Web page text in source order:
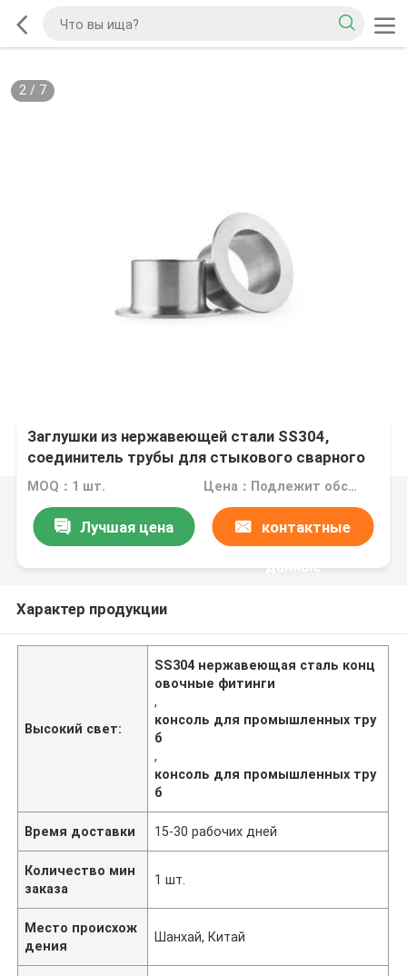
2/ 7
Заглушки из нержавеющей стали SS304,
соединитель трубы для стыкового сварного
соединения внахлестку для промышленных
MOQ：1 шт. Цена：Подлежит обсуждению
Лучшая цена контактные
данные
Характер продукции
Высокий свет:
SS304 нержавеющая сталь конц
овочные фитинги
,
консоль для промышленных тру
б
,
консоль для промышленных тру
б
Время доставки 15-30 рабочих дней
Количество мин
заказа
1 шт.
Место происхож
дения
Шанхай, Китай